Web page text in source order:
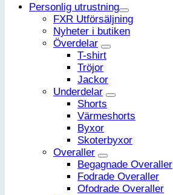
Personlig utrustning
FXR Utförsäljning
Nyheter i butiken
Överdelar
T-shirt
Tröjor
Jackor
Underdelar
Shorts
Värmeshorts
Byxor
Skoterbyxor
Overaller
Begagnade Overaller
Fodrade Overaller
Ofodrade Overaller